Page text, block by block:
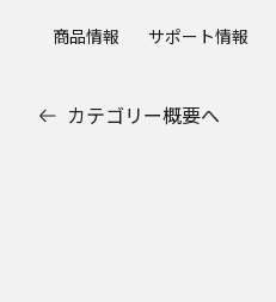
商品情報 サポート情報
カテゴリー概要へ